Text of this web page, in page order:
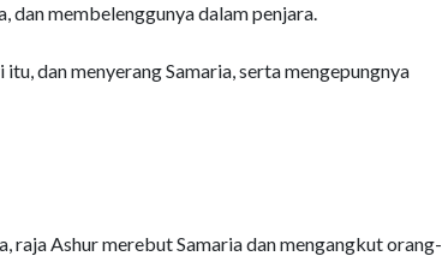
dan membelenggunya dalam penjara.
dan menyerang Samaria, serta mengepungnya
raja Ashur merebut Samaria dan mengangkut orang-